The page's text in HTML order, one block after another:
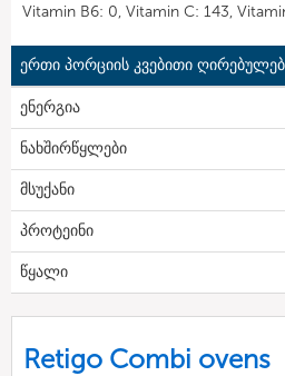
Vitamin B6: 0, Vitamin C: 143,
ერთი პორციის კვებითი
ენერგია
ნახშირწყლები
მსუქანი
პროტეინი
წყალი
Retigo Combi ovens